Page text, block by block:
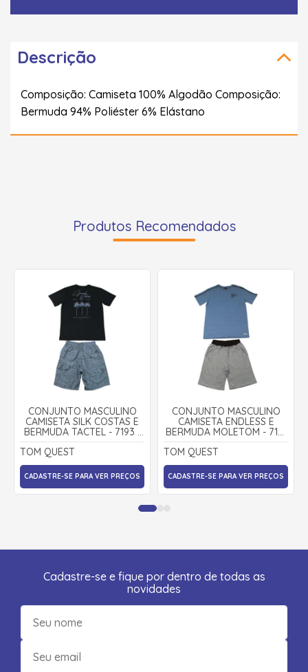
Descrição
Composição: Camiseta 100% Algodão Composição:
Bermuda 94% Poliéster 6% Elástano
Produtos Recomendados
CONJUNTO MASCULINO
CAMISETA SILK COSTAS E
BERMUDA TACTEL - 7193 -
TOM QUEST
TOM QUEST
CADASTRE-SE PARA VER PREÇOS
CONJUNTO MASCULINO
CAMISETA ENDLESS E
BERMUDA MOLETOM - 7191
- TOM QUEST
TOM QUEST
CADASTRE-SE PARA VER PREÇOS
Cadastre-se e fique por dentro de todas as
novidades